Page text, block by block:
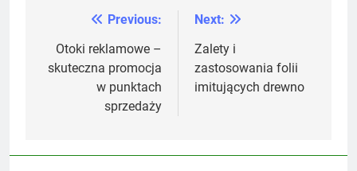
Nawigacja
wpisu
Previous:
Otoki reklamowe –
skuteczna promocja
w punktach
sprzedaży
Next:
Zalety i
zastosowania folii
imitujących drewno